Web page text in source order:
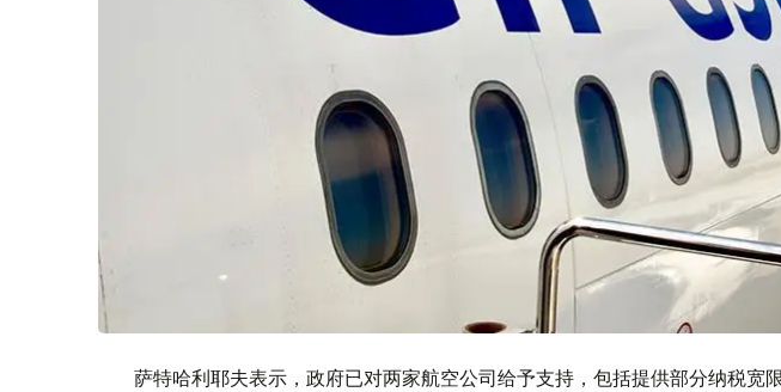
萨特哈利耶夫表示，政府已对两家航空公司给予支持，包括提供部分纳税宽